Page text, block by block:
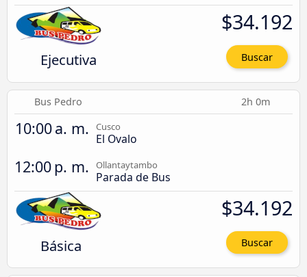
Ejecutiva
$34.192
Buscar
Bus Pedro 2h 0m
10:00 a. m. Cusco
El Ovalo
12:00 p. m. Ollantaytambo
Parada de Bus
Básica
$34.192
Buscar